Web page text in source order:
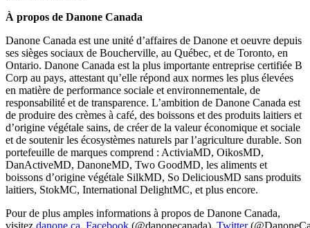
À propos de Danone Canada
Danone Canada est une unité d’affaires de Danone et oeuvre depuis
ses sièges sociaux de Boucherville, au Québec, et de Toronto, en
Ontario. Danone Canada est la plus importante entreprise certifiée B
Corp au pays, attestant qu’elle répond aux normes les plus élevées
en matière de performance sociale et environnementale, de
responsabilité et de transparence. L’ambition de Danone Canada est
de produire des crèmes à café, des boissons et des produits laitiers et
d’origine végétale sains, de créer de la valeur économique et sociale
et de soutenir les écosystèmes naturels par l’agriculture durable. Son
portefeuille de marques comprend : ActiviaMD, OikosMD,
DanActiveMD, DanoneMD, Two GoodMD, les aliments et
boissons d’origine végétale SilkMD, So DeliciousMD sans produits
laitiers, StokMC, International DelightMC, et plus encore.
Pour de plus amples informations à propos de Danone Canada,
visitez danone.ca, Facebook (@danonecanada), Twitter